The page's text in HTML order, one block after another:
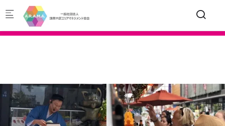
Skip to main content